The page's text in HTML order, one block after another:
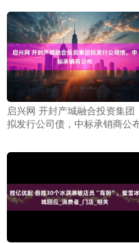
启兴网 开封产城融合投资集团
拟发行公司债，中标承销商公